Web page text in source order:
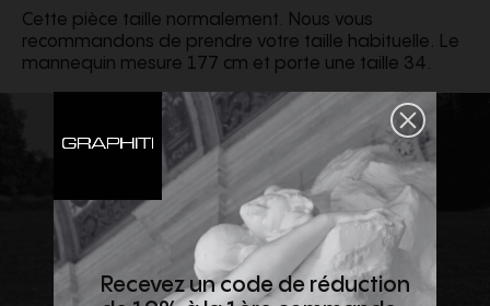
Cette pièce taille normalement. Nous vous
recommandons de prendre votre taille habituelle. Le
mannequin mesure 177 cm et porte une taille 34.
Recevez un code de réduction